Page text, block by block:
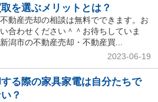
を選ぶメリットとは？
動産売却の相談は無料でできます。お
合わせください＾＾お待ちしていま
潟市の不動産売却・不動産買...
2023-06-19
する際の家具家電は自分たちで
？